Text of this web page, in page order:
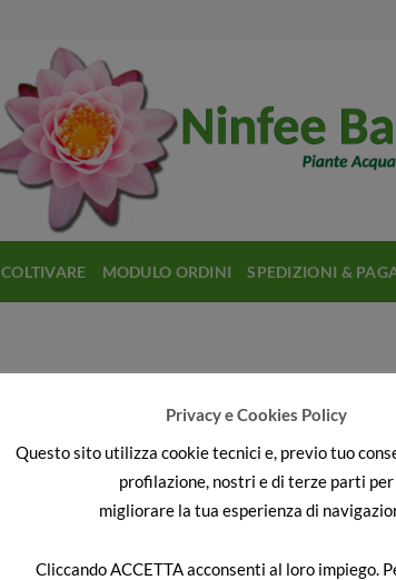
MODULO ORDINI SPEDIZIONI &
Privacy e Cookies Policy
Questo sito utilizza cookie tecnici e, previo tuo
profilazione, nostri e di terze parti per
migliorare la tua esperienza di
CliccandoACCETTAacconsenti al loro impiego.